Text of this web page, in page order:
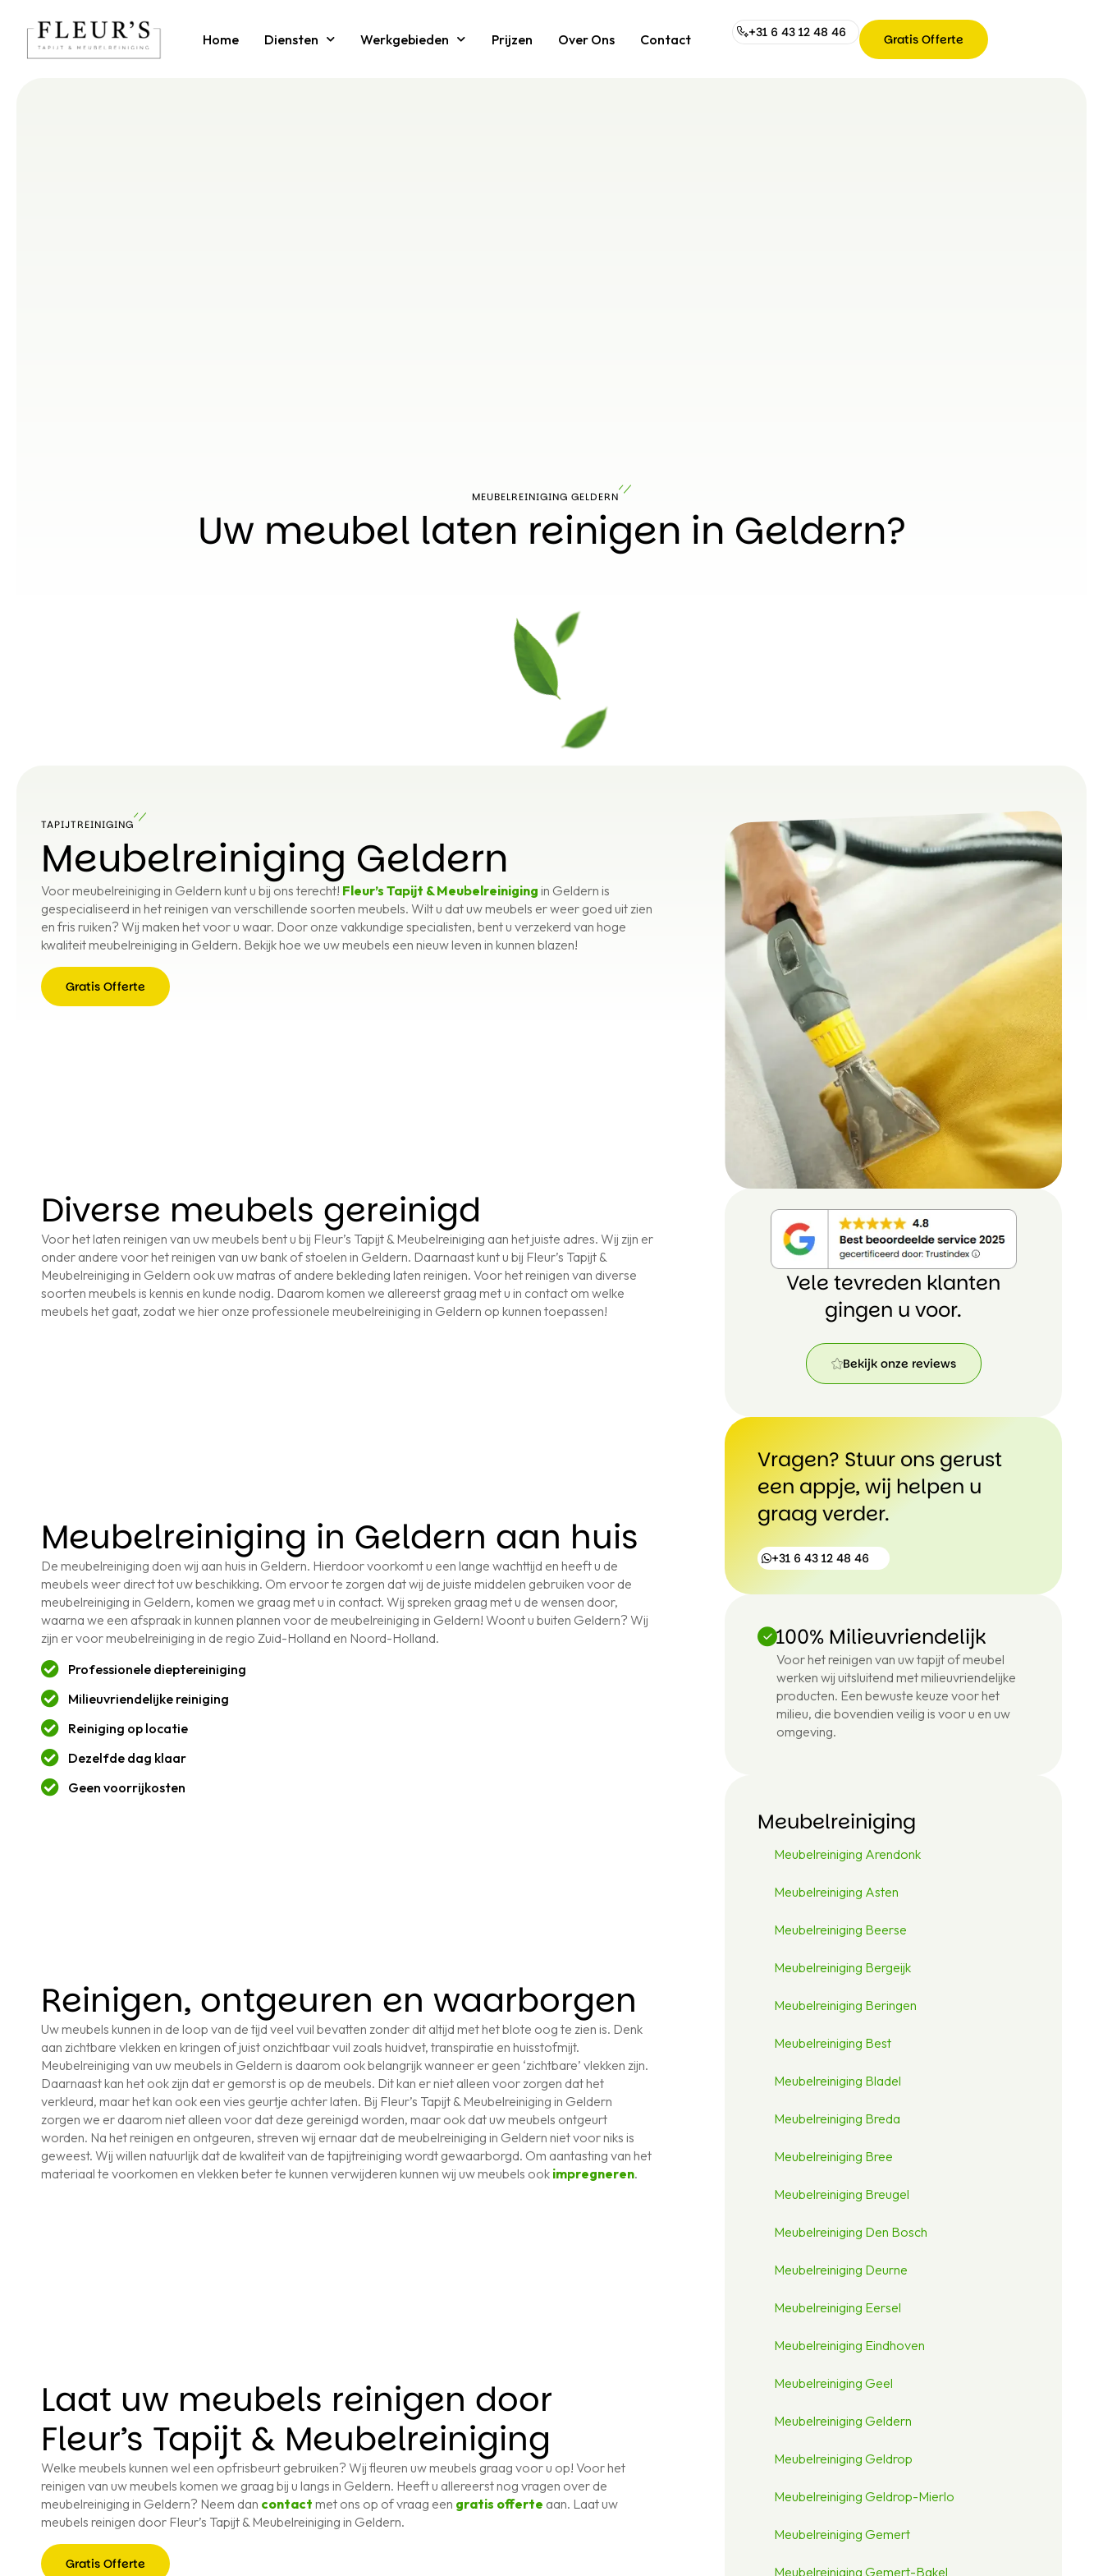
Home Diensten Werkgebieden Prijzen Over Ons Contact +31 6 43 12 48 46
Gratis Offerte
MEUBELREINIGING GELDERN
Uw meubel laten reinigen in Geldern?
TAPIJTREINIGING
Meubelreiniging Geldern
Voor meubelreiniging in Geldern kunt u bij ons terecht! Fleur’s Tapijt & Meubelreiniging in Geldern is
gespecialiseerd in het reinigen van verschillende soorten meubels. Wilt u dat uw meubels er weer goed uit zien
en fris ruiken? Wij maken het voor u waar. Door onze vakkundige specialisten, bent u verzekerd van hoge
kwaliteit meubelreiniging in Geldern. Bekijk hoe we uw meubels een nieuw leven in kunnen blazen!
Gratis Offerte
Diverse meubels gereinigd
Voor het laten reinigen van uw meubels bent u bij Fleur’s Tapijt & Meubelreiniging aan het juiste adres. Wij zijn er
onder andere voor het reinigen van uw bank of stoelen in Geldern. Daarnaast kunt u bij Fleur’s Tapijt &
Meubelreiniging in Geldern ook uw matras of andere bekleding laten reinigen. Voor het reinigen van diverse
soorten meubels is kennis en kunde nodig. Daarom komen we allereerst graag met u in contact om welke
meubels het gaat, zodat we hier onze professionele meubelreiniging in Geldern op kunnen toepassen!
Meubelreiniging in Geldern aan huis
De meubelreiniging doen wij aan huis in Geldern. Hierdoor voorkomt u een lange wachttijd en heeft u de
meubels weer direct tot uw beschikking. Om ervoor te zorgen dat wij de juiste middelen gebruiken voor de
meubelreiniging in Geldern, komen we graag met u in contact. Wij spreken graag met u de wensen door,
waarna we een afspraak in kunnen plannen voor de meubelreiniging in Geldern! Woont u buiten Geldern? Wij
zijn er voor meubelreiniging in de regio Zuid-Holland en Noord-Holland.
Professionele dieptereiniging
Milieuvriendelijke reiniging
Reiniging op locatie
Dezelfde dag klaar
Geen voorrijkosten
Reinigen, ontgeuren en waarborgen
Uw meubels kunnen in de loop van de tijd veel vuil bevatten zonder dit altijd met het blote oog te zien is. Denk
aan zichtbare vlekken en kringen of juist onzichtbaar vuil zoals huidvet, transpiratie en huisstofmijt.
Meubelreiniging van uw meubels in Geldern is daarom ook belangrijk wanneer er geen ‘zichtbare’ vlekken zijn.
Daarnaast kan het ook zijn dat er gemorst is op de meubels. Dit kan er niet alleen voor zorgen dat het
verkleurd, maar het kan ook een vies geurtje achter laten. Bij Fleur’s Tapijt & Meubelreiniging in Geldern
zorgen we er daarom niet alleen voor dat deze gereinigd worden, maar ook dat uw meubels ontgeurt
worden. Na het reinigen en ontgeuren, streven wij ernaar dat de meubelreiniging in Geldern niet voor niks is
geweest. Wij willen natuurlijk dat de kwaliteit van de tapijtreiniging wordt gewaarborgd. Om aantasting van het
materiaal te voorkomen en vlekken beter te kunnen verwijderen kunnen wij uw meubels ook impregneren.
Laat uw meubels reinigen door
Fleur’s Tapijt & Meubelreiniging
Welke meubels kunnen wel een opfrisbeurt gebruiken? Wij fleuren uw meubels graag voor u op! Voor het
reinigen van uw meubels komen we graag bij u langs in Geldern. Heeft u allereerst nog vragen over de
meubelreiniging in Geldern? Neem dan contact met ons op of vraag een gratis offerte aan. Laat uw
meubels reinigen door Fleur’s Tapijt & Meubelreiniging in Geldern.
Gratis Offerte
Vele tevreden klanten
gingen u voor.
Bekijk onze reviews
Vragen? Stuur ons gerust
een appje, wij helpen u
graag verder.
+31 6 43 12 48 46
+31
6
43
12
48
46
100% Milieuvriendelijk
Voor het reinigen van uw tapijt of meubel
werken wij uitsluitend met milieuvriendelijke
producten. Een bewuste keuze voor het
milieu, die bovendien veilig is voor u en uw
omgeving.
Meubelreiniging
Meubelreiniging Arendonk
Meubelreiniging Asten
Meubelreiniging Beerse
Meubelreiniging Bergeijk
Meubelreiniging Beringen
Meubelreiniging Best
Meubelreiniging Bladel
Meubelreiniging Breda
Meubelreiniging Bree
Meubelreiniging Breugel
Meubelreiniging Den Bosch
Meubelreiniging Deurne
Meubelreiniging Eersel
Meubelreiniging Eindhoven
Meubelreiniging Geel
Meubelreiniging Geldern
Meubelreiniging Geldrop
Meubelreiniging Geldrop-Mierlo
Meubelreiniging Gemert
Meubelreiniging Gemert-Bakel